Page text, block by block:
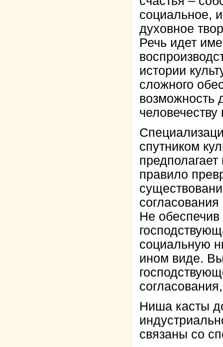
социальное,
духовное
Речь идет
истории
сложного
возможность
спутником
правило
Не
социальную
ином виде.
Ниша касты
связаны со